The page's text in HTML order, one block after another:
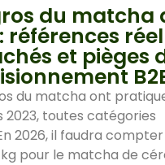
du matcha
références
et pièges
du matcha ont
2023, toutes catégories
2026, il faudra
pour le matcha de